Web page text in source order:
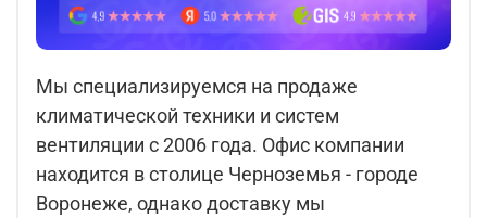
Мы специализируемся на продаже
климатической техники и систем
вентиляции с 2006 года. Офис компании
находится в столице Черноземья - городе
Воронеже, однако доставку мы